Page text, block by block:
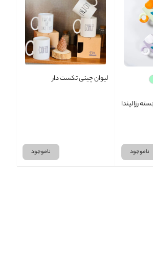
رزالیندا
ناموجود
لیوان چینی تکست دار
ناموجود